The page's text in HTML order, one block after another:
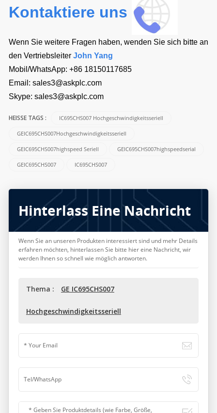
Kontaktiere uns
Wenn Sie weitere Fragen haben, wenden Sie sich bitte an
den Vertriebsleiter John Yang
Mobil/WhatsApp: +86 18150117685
Email: sales3@askplc.com
Skype: sales3@askplc.com
HEISSE TAGS : IC695CHS007 Hochgeschwindigkeitsseriell
GEIC695CHS007Hochgeschwindigkeitsseriell
GEIC695CHS007highspeed Seriell GEIC695CHS007highspeedserial
GEIC695CHS007 IC695CHS007
Hinterlass Eine Nachricht
Wenn Sie an unseren Produkten interessiert sind und mehr Details
erfahren möchten, hinterlassen Sie bitte hier eine Nachricht, wir
werden Ihnen so schnell wie möglich antworten.
Thema : GE IC695CHS007
Hochgeschwindigkeitsseriell